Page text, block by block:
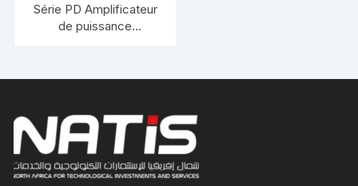
Série PD Amplificateur
de puissance